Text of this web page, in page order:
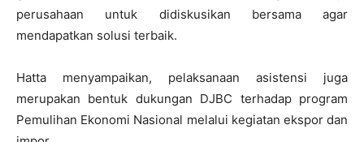
perusahaan untuk didiskusikan bersama agar
mendapatkan solusi terbaik.
Hatta menyampaikan, pelaksanaan asistensi juga
merupakan bentuk dukungan DJBC terhadap program
Pemulihan Ekonomi Nasional melalui kegiatan ekspor dan